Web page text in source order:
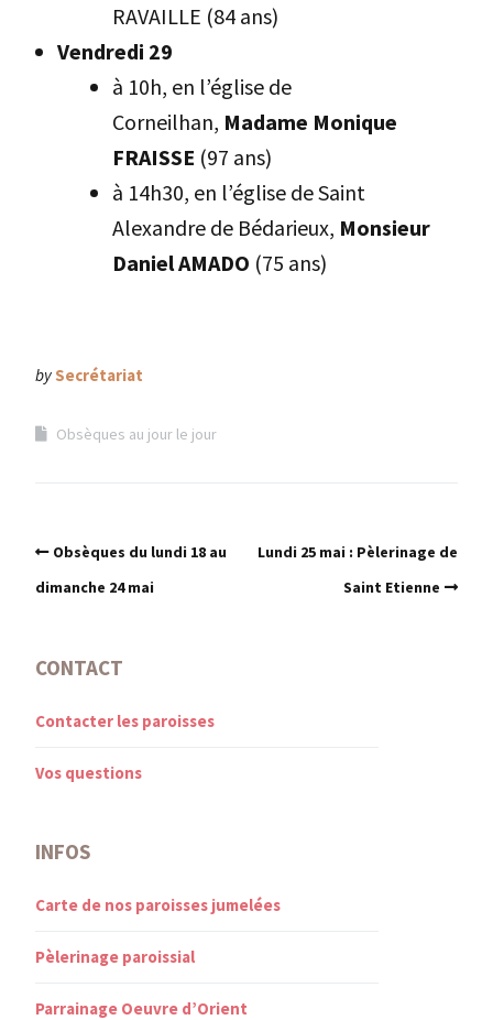
RAVAILLE (84 ans)
Vendredi 29
à 10h, en l’église de
Corneilhan, Madame Monique
FRAISSE (97 ans)
à 14h30, en l’église de Saint
Alexandre de Bédarieux, Monsieur
Daniel AMADO (75 ans)
bySecrétariat
Obsèques au jour le jour
Obsèques du lundi 18 au
dimanche 24 mai
Lundi 25 mai : Pèlerinage de
Saint Etienne
CONTACT
Contacter les paroisses
Vos questions
INFOS
Carte de nos paroisses jumelées
Pèlerinage paroissial
Parrainage Oeuvre d’Orient